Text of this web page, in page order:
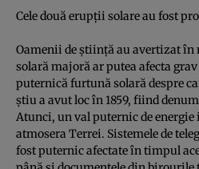
Cele două erupţii solare au fost
Oamenii de ştiinţă au avertizat în
solară majoră ar putea afecta
puternică furtună solarădespre
ştiu a avut loc în 1859, fiind
Atunci, un val puternic de
atmosera Terrei. Sistemele de
fost puternic afectate în timpul